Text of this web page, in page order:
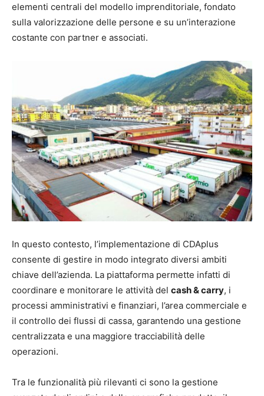
elementi centrali del modello imprenditoriale, fondato
sulla valorizzazione delle persone e su un’interazione
costante con partner e associati.
In questo contesto, l’implementazione di CDAplus
consente di gestire in modo integrato diversi ambiti
chiave dell’azienda. La piattaforma permette infatti di
coordinare e monitorare le attività del cash & carry, i
processi amministrativi e finanziari, l’area commerciale e
il controllo dei flussi di cassa, garantendo una gestione
centralizzata e una maggiore tracciabilità delle
operazioni.
Tra le funzionalità più rilevanti ci sono la gestione